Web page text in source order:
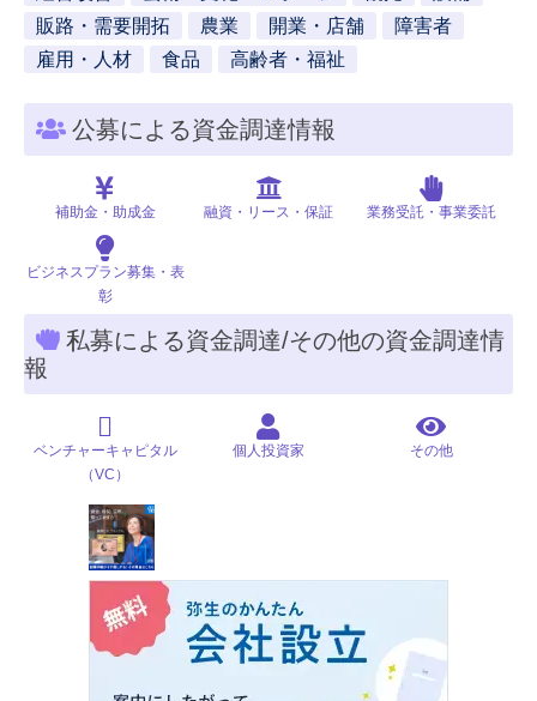
販路・需要開拓
農業 開業・店舗
障害者
雇用・人材
食品 高齢者・福祉
公募による資金調達情報
補助金・助成金 融資・リース・保証 業務受託・事業委託
ビジネスプラン募集・表
彰
私募による資金調達/その他の資金調達情
報
ベンチャーキャピタル
（VC）
個人投資家 その他